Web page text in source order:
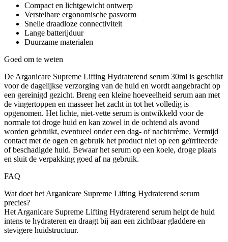
Compact en lichtgewicht ontwerp
Verstelbare ergonomische pasvorm
Snelle draadloze connectiviteit
Lange batterijduur
Duurzame materialen
Goed om te weten
De Arganicare Supreme Lifting Hydraterend serum 30ml is geschikt
voor de dagelijkse verzorging van de huid en wordt aangebracht op
een gereinigd gezicht. Breng een kleine hoeveelheid serum aan met
de vingertoppen en masseer het zacht in tot het volledig is
opgenomen. Het lichte, niet-vette serum is ontwikkeld voor de
normale tot droge huid en kan zowel in de ochtend als avond
worden gebruikt, eventueel onder een dag- of nachtcrème. Vermijd
contact met de ogen en gebruik het product niet op een geïrriteerde
of beschadigde huid. Bewaar het serum op een koele, droge plaats
en sluit de verpakking goed af na gebruik.
FAQ
Wat doet het Arganicare Supreme Lifting Hydraterend serum
precies?
Het Arganicare Supreme Lifting Hydraterend serum helpt de huid
intens te hydrateren en draagt bij aan een zichtbaar gladdere en
stevigere huidstructuur.